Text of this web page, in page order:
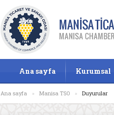
Ana sayfa Kurumsal
Ana sayfa » Manisa TSO » Duyurular